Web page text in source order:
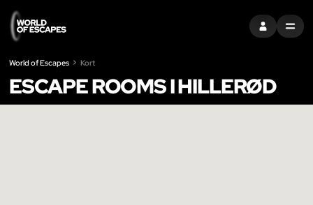
LOG INDMENU
World of Escapes Kort
ESCAPE ROOMS I HILLERØD